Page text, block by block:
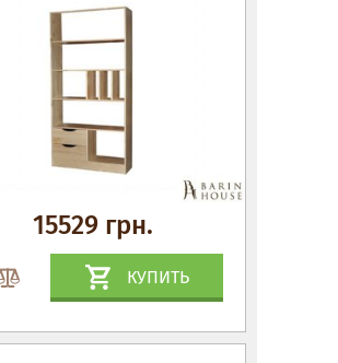
15529 грн.
КУПИТЬ